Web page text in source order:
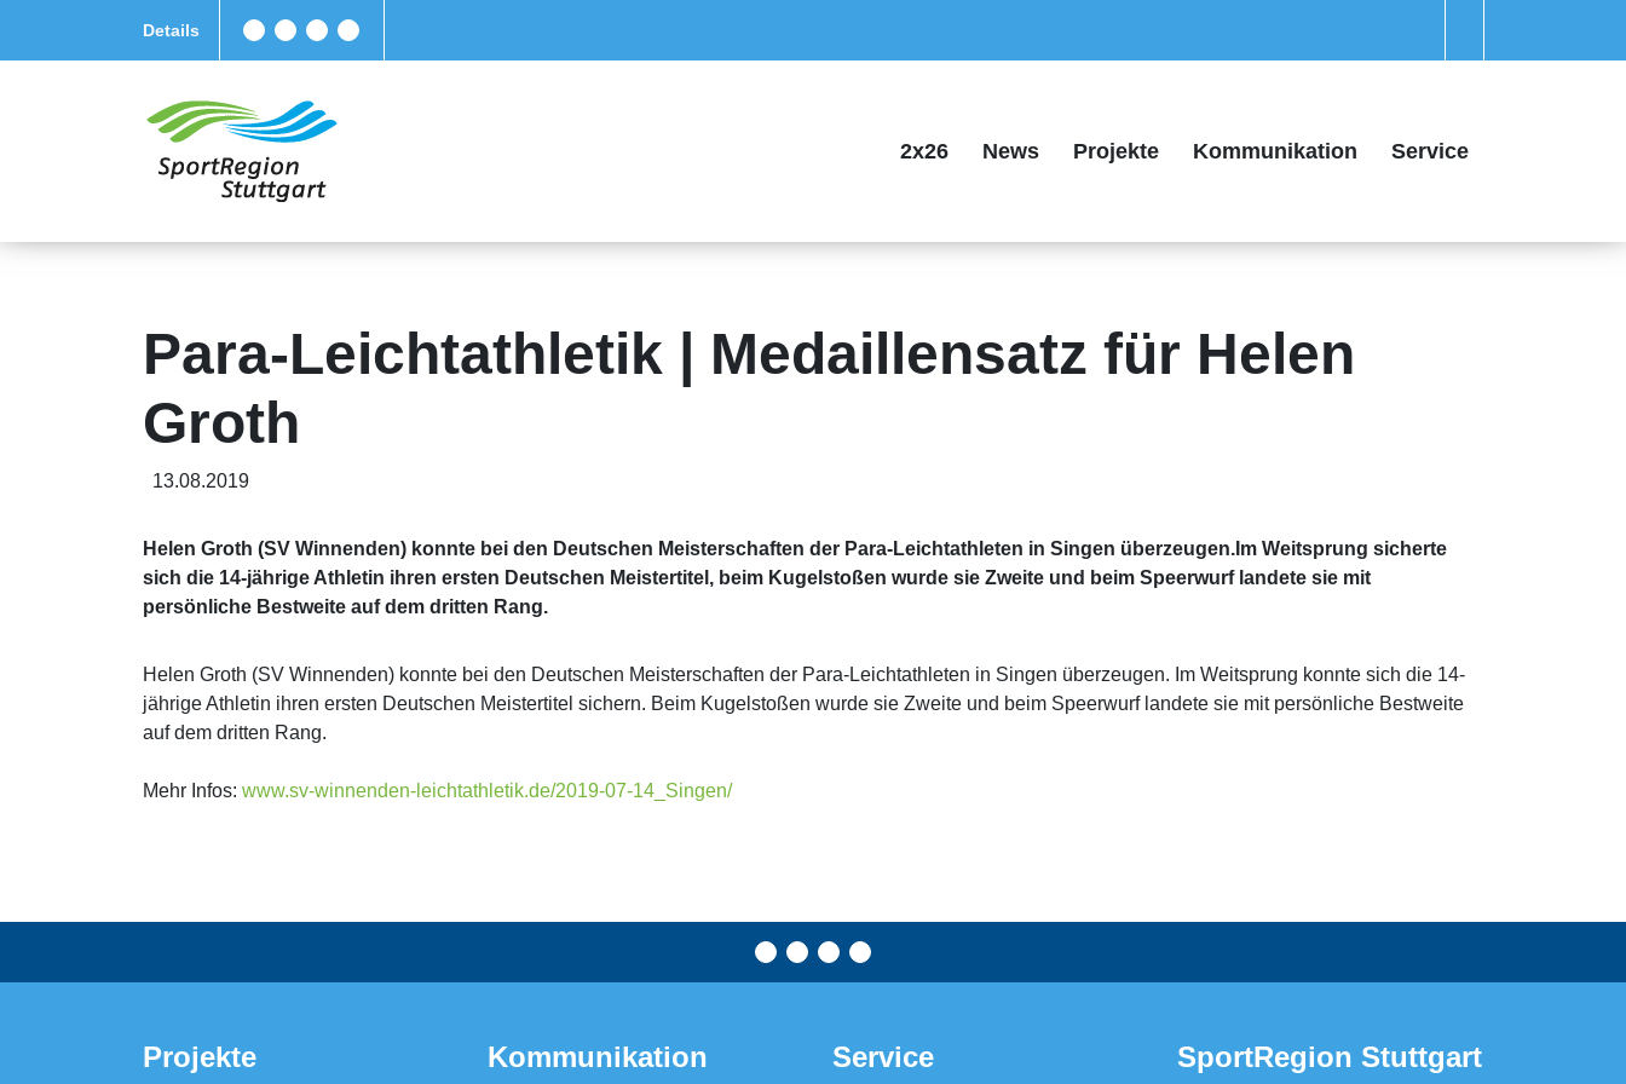
Details
2x26 News Projekte Kommunikation Service
Para-Leichtathletik | Medaillensatz für Helen
Groth
13.08.2019
Helen Groth (SV Winnenden) konnte bei den Deutschen Meisterschaften der Para-Leichtathleten in Singen überzeugen.Im Weitsprung sicherte
sich die 14-jährige Athletin ihren ersten Deutschen Meistertitel, beim Kugelstoßen wurde sie Zweite und beim Speerwurf landete sie mit
persönliche Bestweite auf dem dritten Rang.
Helen Groth (SV Winnenden) konnte bei den Deutschen Meisterschaften der Para-Leichtathleten in Singen überzeugen. Im Weitsprung konnte sich die 14-
jährige Athletin ihren ersten Deutschen Meistertitel sichern. Beim Kugelstoßen wurde sie Zweite und beim Speerwurf landete sie mit persönliche Bestweite
auf dem dritten Rang.
Mehr Infos: www.sv-winnenden-leichtathletik.de/2019-07-14_Singen/
Projekte Kommunikation Service SportRegion Stuttgart